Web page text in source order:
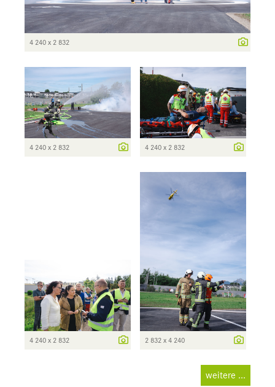
4 240 x 2 832
4 240 x 2 832 4 240 x 2 832
4 240 x 2 832 2 832 x 4 240
weitere ...